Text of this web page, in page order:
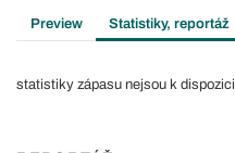
Preview Statistiky, reportáž
statistiky zápasu nejsou k dispozici